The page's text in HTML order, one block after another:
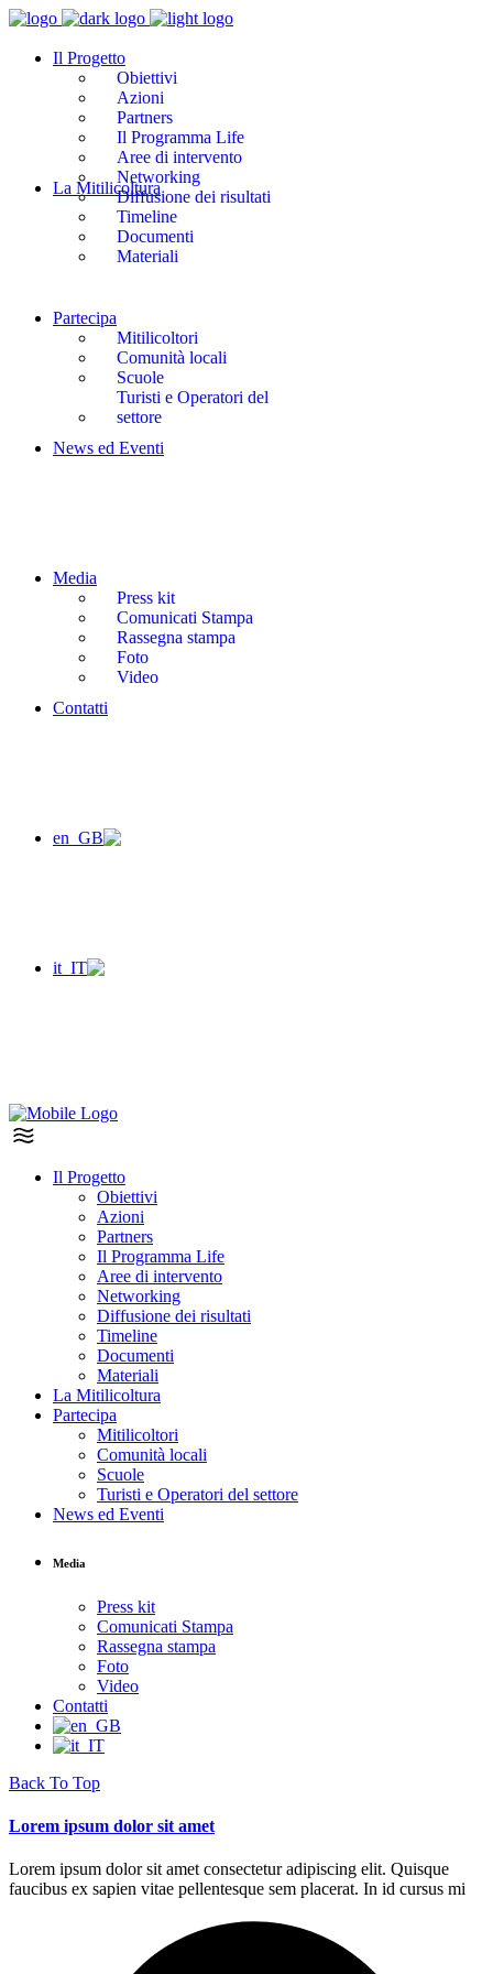
Il Progetto
Obiettivi
Azioni
Partners
Il Programma Life
Aree di intervento
Networking
Diffusione dei risultati
Timeline
Documenti
Materiali
La Mitilicoltura
Partecipa
Mitilicoltori
Comunità locali
Scuole
Turisti e Operatori del
settore
News ed Eventi
Media
Press kit
Comunicati Stampa
Rassegna stampa
Foto
Video
Contatti
Il Progetto
Obiettivi
Azioni
Partners
Il Programma Life
Aree di intervento
Networking
Diffusione dei risultati
Timeline
Documenti
Materiali
La Mitilicoltura
Partecipa
Mitilicoltori
Comunità locali
Scuole
Turisti e Operatori del settore
News ed Eventi
Media
Press kit
Comunicati Stampa
Rassegna stampa
Foto
Video
Contatti
Back To Top
Lorem ipsum dolor sit amet
Lorem ipsum dolor sit amet consectetur adipiscing elit. Quisque
faucibus ex sapien vitae pellentesque sem placerat. In id cursus mi